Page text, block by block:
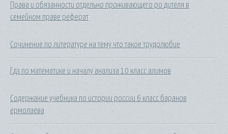
Права и обязанности отдельно проживающего ро дителя в
семейном праве реферат
Сочинение по литературе на тему что такое трудолюбие
Гдз по математике и началу анализа 10 класс алимов
Содержание учебника по истории россии 6 класс баранов
ермолаева